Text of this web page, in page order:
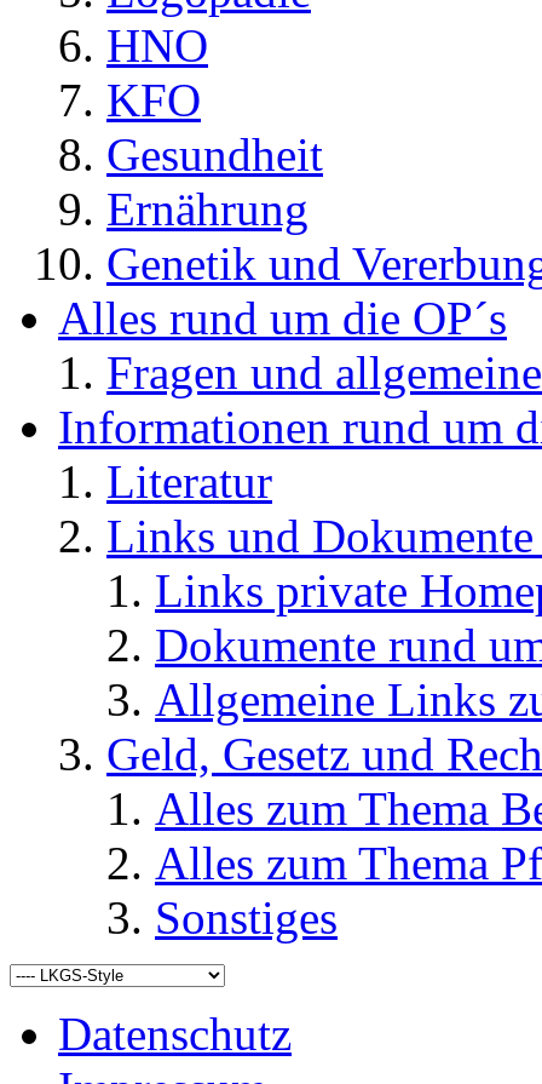
HNO
KFO
Gesundheit
Ernährung
Genetik und
Alles rund um die OP´s
Fragen und
Informationen rund um
Literatur
Links und
Links private
Dokumente rund
Allgemeine Links
Geld, Gesetz und
Alles zum Thema
Alles zum Thema
Sonstiges
Datenschutz